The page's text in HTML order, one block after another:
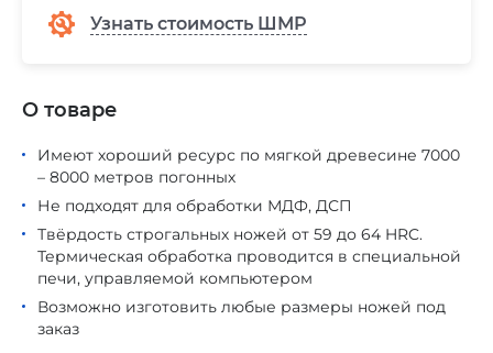
Узнать стоимость ШМР
Имеют хороший ресурс по мягкой древесине 7000
– 8000 метров погонных
Не подходят для обработки МДФ, ДСП
Твёрдость строгальных ножей от 59 до 64 HRC.
Термическая обработка проводится в специальной
печи, управляемой компьютером
Возможно изготовить любые размеры ножей под
заказ
О товаре